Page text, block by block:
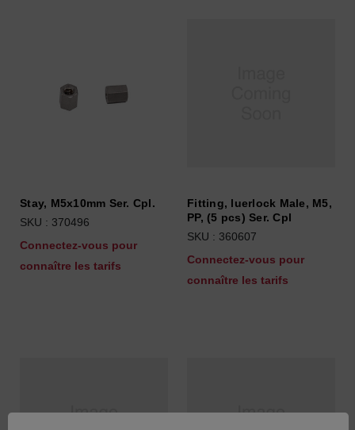
Stay, M5x10mm Ser. Cpl.
SKU : 370496
Connectez-vous pour
connaître les tarifs
Fitting, luerlock Male, M5,
PP, (5 pcs) Ser. Cpl
SKU : 360607
Connectez-vous pour
connaître les tarifs